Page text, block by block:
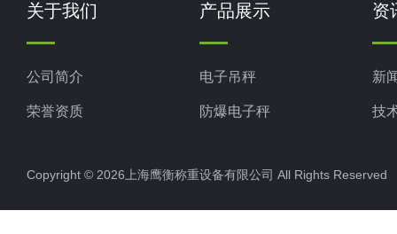
关于我们
公司简介
荣誉资质
产品展示
电子吊秤
防爆电子秤
电子汽车衡
电子天平
资
新
技
Copyright © 2026上海鹰衡称重设备有限公司 All Rights